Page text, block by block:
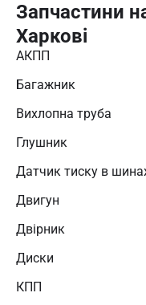
Запчастини
Харкові
АКПП
Багажник
Вихлопна труба
Глушник
Датчик тиску в
Двигун
Двірник
Диски
КПП